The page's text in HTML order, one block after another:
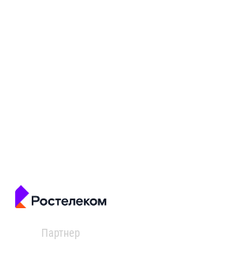
Партнер